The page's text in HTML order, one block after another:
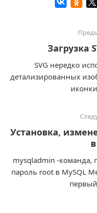
Загрузка
SVG нередко
детализированных
Установка,
mysqladmin -команда,
пароль root в MySQL